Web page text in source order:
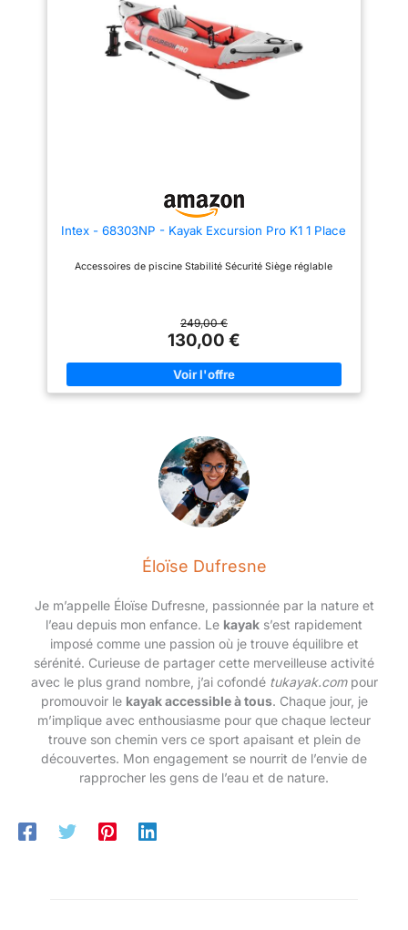
Intex - 68303NP - Kayak Excursion Pro K1 1 Place
Accessoires de piscine Stabilité Sécurité Siège réglable
249,00 €
130,00 €
Éloïse Dufresne
Je m’appelle Éloïse Dufresne, passionnée par la nature et
l’eau depuis mon enfance. Le kayak s’est rapidement
imposé comme une passion où je trouve équilibre et
sérénité. Curieuse de partager cette merveilleuse activité
avec le plus grand nombre, j’ai cofondé tukayak.compour
promouvoir le kayak accessible à tous. Chaque jour, je
m’implique avec enthousiasme pour que chaque lecteur
trouve son chemin vers ce sport apaisant et plein de
découvertes. Mon engagement se nourrit de l’envie de
rapprocher les gens de l’eau et de nature.